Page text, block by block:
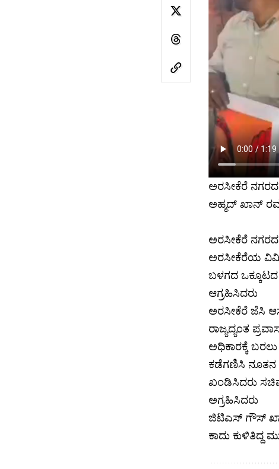
ಅರಸೀಕೆರೆ
ಅಹ್ಮದ್ ಖಾನ್
ಅರಸೀಕೆರೆ
ಅರಸೀಕೆರೆಯ
ಬಳಗದ
ಆಗ್ರಹಿಸಿದರು
ಅರಸೀಕೆರೆ ಜೆಸಿ
ರಾಜ್ಯದ್ಯಂತ
ಅಧಿಕಾರಕ್ಕೆ
ಕಡೆಗಣಿಸಿ ನೂತನ
ಖಂಡಿಸಿದರು
ಅಗ್ರಹಿಸಿದರು
ಜಿಟಿಎಸ್ ಗೌಸ್
ಕಾದು ಕುಳಿತಿದ್ದ